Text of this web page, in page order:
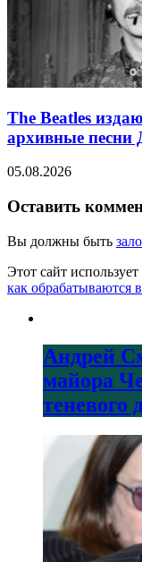
The Beatles
архивные песни
05.08.2026
Оставить
Вы должны быть
Этот сайт
как обрабатываются
Андрей
майора
теневого